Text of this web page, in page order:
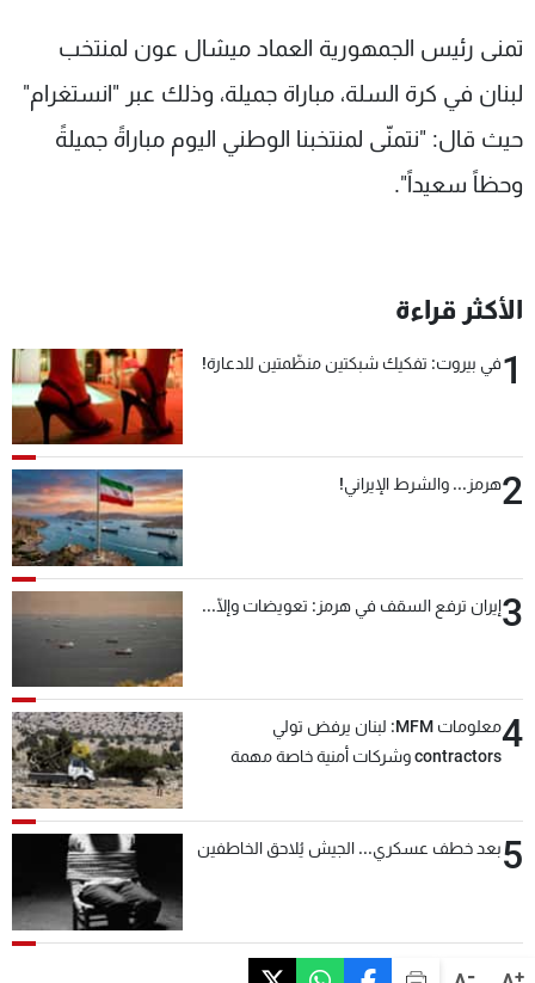
+
-
تمنى رئيس الجمهورية العماد ميشال عون لمنتخب
لبنان في كرة السلة، مباراة جميلة، وذلك عبر "انستغرام"
حيث قال: "نتمنّى لمنتخبنا الوطني اليوم مباراةً جميلةً
وحظاً سعيداً".
الأكثر قراءة
1في بيروت: تفكيك شبكتين منظّمتين للدعارة!
2هرمز... والشرط الإيراني!
3إيران ترفع السقف في هرمز: تعويضات وإلّا...
4
معلومات MFM: لبنان يرفض تولي
contractors وشركات أمنية خاصة مهمة
5بعد خطف عسكري... الجيش يُلاحق الخاطفين
عن MTV
لاعلاناتكم
وظائف
شروط الإسـتخدام